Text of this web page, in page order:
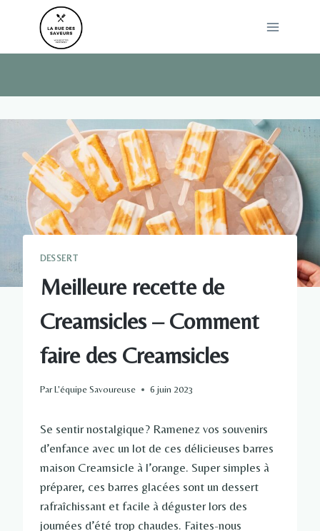
DESSERT
Meilleure recette de
Creamsicles – Comment
faire des Creamsicles
ParL'équipe Savoureuse 6 juin 2023
Se sentir nostalgique? Ramenez vos souvenirs
d’enfance avec un lot de ces délicieuses barres
maison Creamsicle à l’orange. Super simples à
préparer, ces barres glacées sont un dessert
rafraîchissant et facile à déguster lors des
journées d’été trop chaudes. Faites-nous